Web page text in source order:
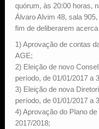
quórum, às 20:00 horas,
Álvaro Alvim 48, sala
fim de deliberarem
1) Aprovação de contas
AGE;
2) Eleição de novo
período, de 01/01/2017 a
3) Eleição de nova
período, de 01/01/2017 a
4) Aprovação do Plano
2017/2018;